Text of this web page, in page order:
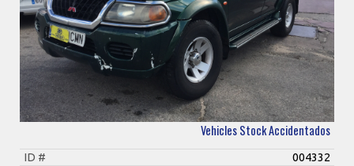
Vehicles Stock Accidentados
ID #
004332